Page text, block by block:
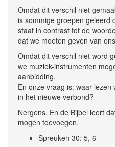
Omdat dit verschil niet
is sommige groepen geleerd
staat in contrast tot de
dat we moeten geven van
Omdat dit verschil niet word
we muziek-instrumenten
aanbidding.
En onze vraag is: waar
in het nieuwe verbond?
Nergens. En de Bijbel leert
mogen toevoegen.
Spreuken 30: 5, 6